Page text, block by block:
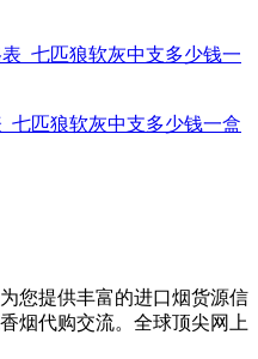
七匹狼软灰中支多少钱一盒
您提供丰富的进口烟货源信
烟代购交流。全球顶尖网上